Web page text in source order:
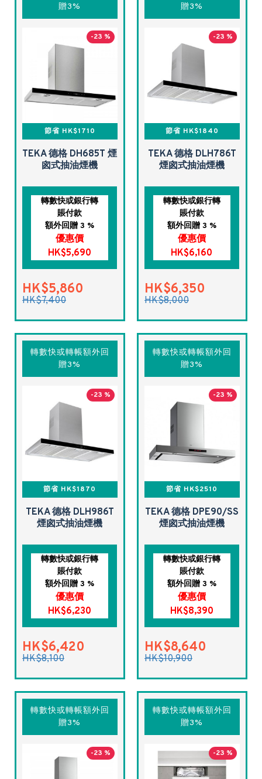
贈3%
-23 %
節省 HK$1710
TEKA 德格 DH685T 煙
囪式抽油煙機
轉數快或銀行轉
賬付款
額外回贈 3 %
優惠價
HK$5,690
HK$5,860
HK$7,400
贈3%
-23 %
節省 HK$1840
TEKA 德格 DLH786T
煙囪式抽油煙機
轉數快或銀行轉
賬付款
額外回贈 3 %
優惠價
HK$6,160
HK$6,350
HK$8,000
轉數快或轉帳額外回
贈3%
-23 %
節省 HK$1870
TEKA 德格 DLH986T
煙囪式抽油煙機
轉數快或銀行轉
賬付款
額外回贈 3 %
優惠價
HK$6,230
HK$6,420
HK$8,100
轉數快或轉帳額外回
贈3%
-23 %
節省 HK$2510
TEKA 德格 DPE90/SS
煙囪式抽油煙機
轉數快或銀行轉
賬付款
額外回贈 3 %
優惠價
HK$8,390
HK$8,640
HK$10,900
轉數快或轉帳額外回
贈3%
-23 %
轉數快或轉帳額外回
贈3%
-23 %